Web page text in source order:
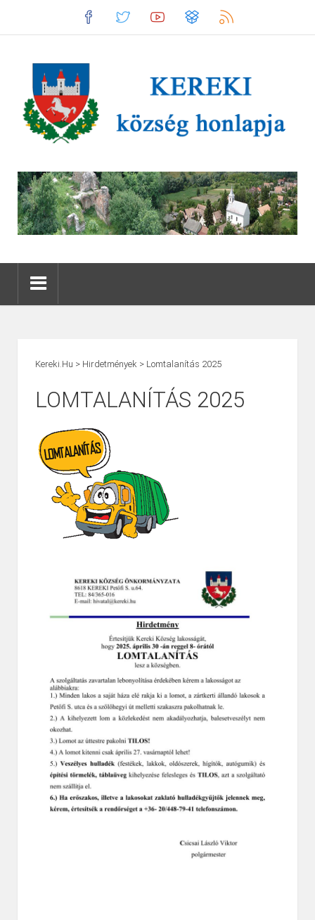
Kereki.hu > Hirdetmények > Lomtalanítás 2025
LOMTALANÍTÁS 2025